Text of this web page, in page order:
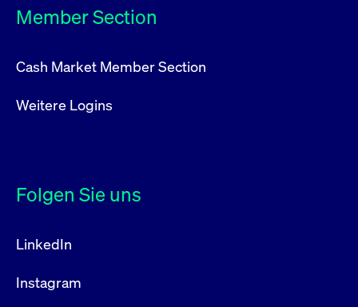
Member Section
Cash Market Member Section
Weitere Logins
Folgen Sie uns
LinkedIn
Instagram